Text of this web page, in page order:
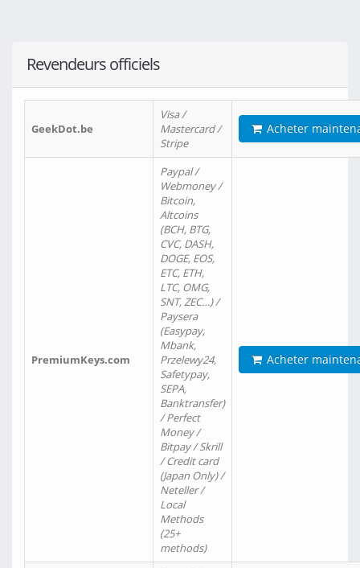
Revendeurs officiels
GeekDot.be
Visa /
Mastercard /
Stripe
Acheter
PremiumKeys.com
Paypal /
Webmoney /
Bitcoin,
Altcoins
(BCH, BTG,
CVC, DASH,
DOGE, EOS,
ETC, ETH,
LTC, OMG,
SNT, ZEC…) /
Paysera
(Easypay,
Mbank,
Przelewy24,
Safetypay,
SEPA,
Banktransfer)
/ Perfect
Money /
Bitpay / Skrill
/ Credit card
(Japan Only) /
Neteller /
Local
Methods
(25+
methods)
Acheter